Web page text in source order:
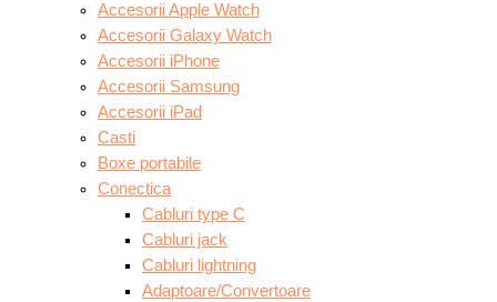
Accesorii Apple Watch
Accesorii Galaxy Watch
Accesorii iPhone
Accesorii Samsung
Accesorii iPad
Casti
Boxe portabile
Conectica
Cabluri type C
Cabluri jack
Cabluri lightning
Adaptoare/Convertoare